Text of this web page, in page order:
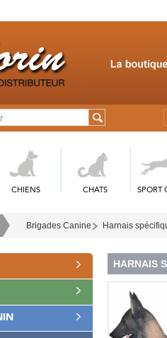
CHIENS CHATS SPORT
Brigades Canine Harnais
HARNAIS